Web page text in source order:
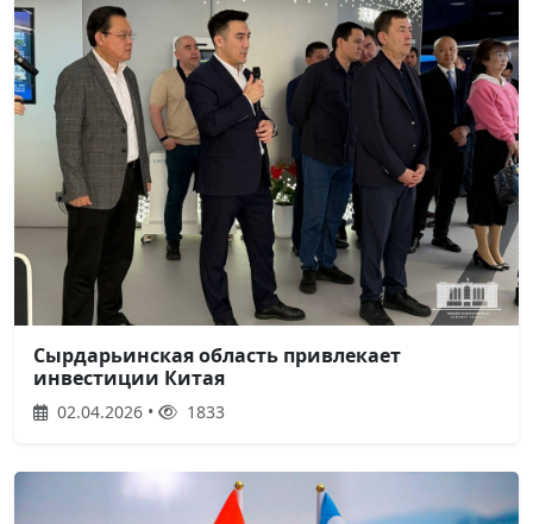
Сырдарьинская область привлекает
инвестиции Китая
02.04.2026 • 1833